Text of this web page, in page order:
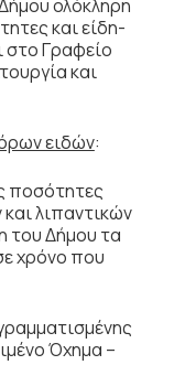
ολόκληρη
και είδη-
στο Γραφείο
και
ειδών:
ποσότητες
λιπαντικών
του Δήμου τα
χρόνο που
Όχημα –